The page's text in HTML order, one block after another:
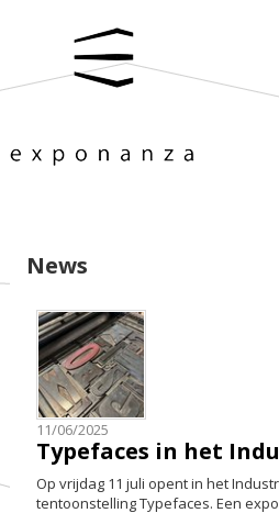
News
11/06/2025
Typefaces in het
Op vrijdag 11 juli opent in het
tentoonstelling Typefaces. Een